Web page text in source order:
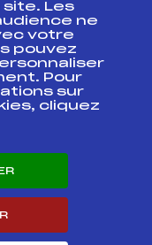
Suivi
Les
ne
votre
pouvez
Pour
sur
cliquez